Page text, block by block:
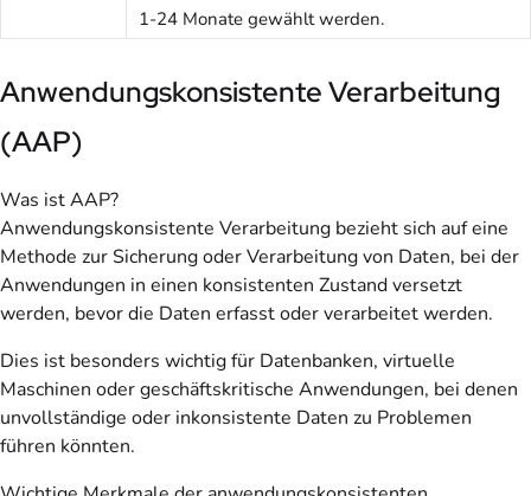
1-24 Monate gewählt werden.
Anwendungskonsistente Verarbeitung
(AAP)
Was ist AAP?
Anwendungskonsistente Verarbeitung bezieht sich auf eine
Methode zur Sicherung oder Verarbeitung von Daten, bei der
Anwendungen in einen konsistenten Zustand versetzt
werden, bevor die Daten erfasst oder verarbeitet werden.
Dies ist besonders wichtig für Datenbanken, virtuelle
Maschinen oder geschäftskritische Anwendungen, bei denen
unvollständige oder inkonsistente Daten zu Problemen
führen könnten.